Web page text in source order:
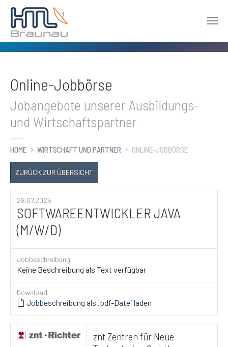
Online-Jobbörse
Jobangebote unserer Ausbildungs-
und Wirtschaftspartner
HOME WIRTSCHAFT UND PARTNER ONLINE-JOBBÖRSE
ZURÜCK ZUR ÜBERSICHT
28.07.2025
SOFTWAREENTWICKLER JAVA
(M/W/D)
Jobbeschreibung
Keine Beschreibung als Text verfügbar
Download
Jobbeschreibung als .pdf-Datei laden
znt Zentren für Neue